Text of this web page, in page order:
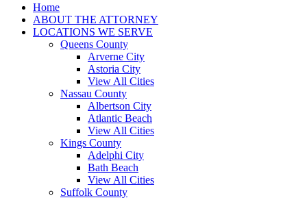
Home
ABOUT THE ATTORNEY
LOCATIONS WE SERVE
Queens County
Arverne City
Astoria City
View All Cities
Nassau County
Albertson City
Atlantic Beach
View All Cities
Kings County
Adelphi City
Bath Beach
View All Cities
Suffolk County